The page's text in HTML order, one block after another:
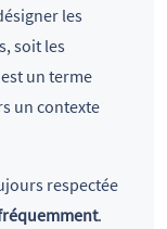
les
soit les
un terme
un contexte
respectée
.